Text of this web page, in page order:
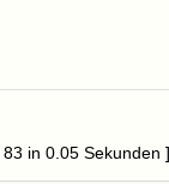
in 0.05 Sekunden ]